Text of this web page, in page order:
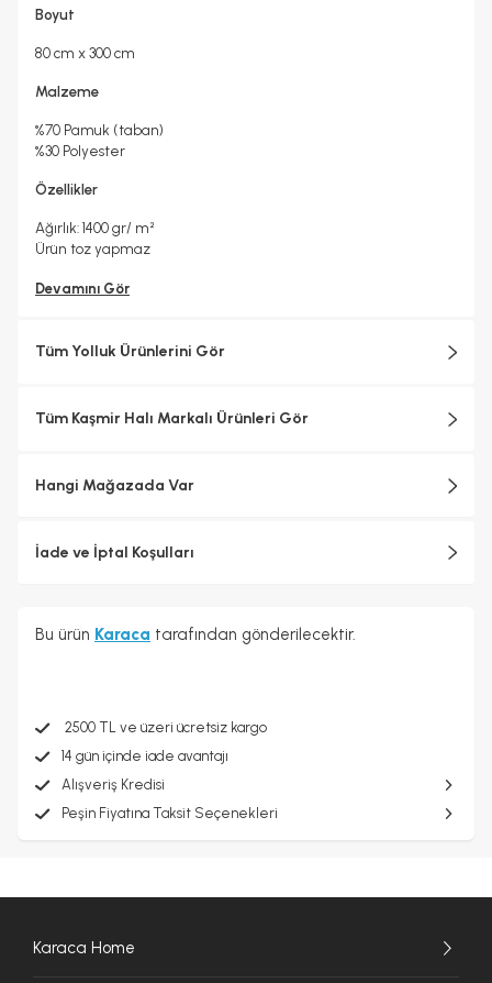
Evet
2, 4
Boyut
80 cm x 300 cm
Malzeme
%70 Pamuk (taban)
%30 Polyester
Özellikler
Ağırlık: 1400 gr/ m²
Ürün toz yapmaz
Devamını Gör
Tüm Yolluk Ürünlerini Gör
Tüm Kaşmir Halı Markalı Ürünleri Gör
Hangi Mağazada Var
İade ve İptal Koşulları
Bu ürün Karaca tarafından gönderilecektir.
2500 TL ve üzeri ücretsiz kargo
14 gün içinde iade avantajı
Alışveriş Kredisi
Peşin Fiyatına Taksit Seçenekleri
Karaca Home